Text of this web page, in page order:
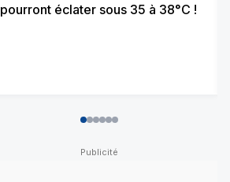
pourront éclater sous 35 à 38°C !
012345